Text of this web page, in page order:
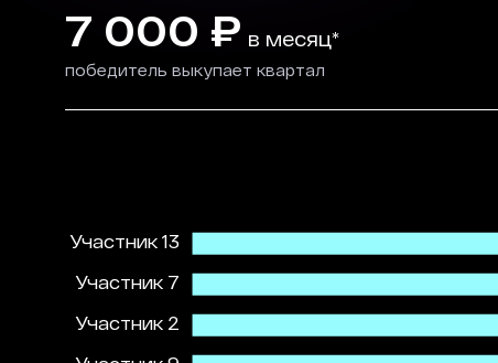
7 000 ₽ в месяц*
победитель выкупает квартал